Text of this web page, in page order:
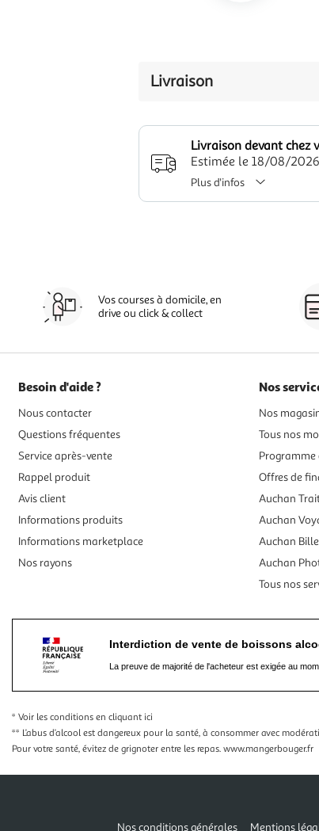
Livraison
Livraison devant chez
Estimée le 18/08/2026
Plus d'infos
Vos courses à domicile, en
drive ou click & collect
Besoin d'aide ?
Nous contacter
Questions fréquentes
Service après-vente
Rappel produit
Avis client
Informations produits
Informations marketplace
Nos rayons
Nos
Nos
Tous nos
Offres de
Auchan
Auchan
Auchan
Auchan
Tous nos
Interdiction de vente de boissons
La preuve de majorité de l'acheteur est exigée au
* Voir les conditions en cliquant ici
** L’abus d’alcool est dangereux pour la santé, à consommer avec
Pour votre santé, évitez de grignoter entre les repas. www.mangerbouger.fr
Nos conditions générales Mentions